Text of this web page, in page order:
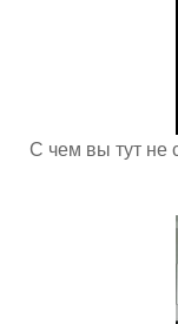
С чем вы тут не